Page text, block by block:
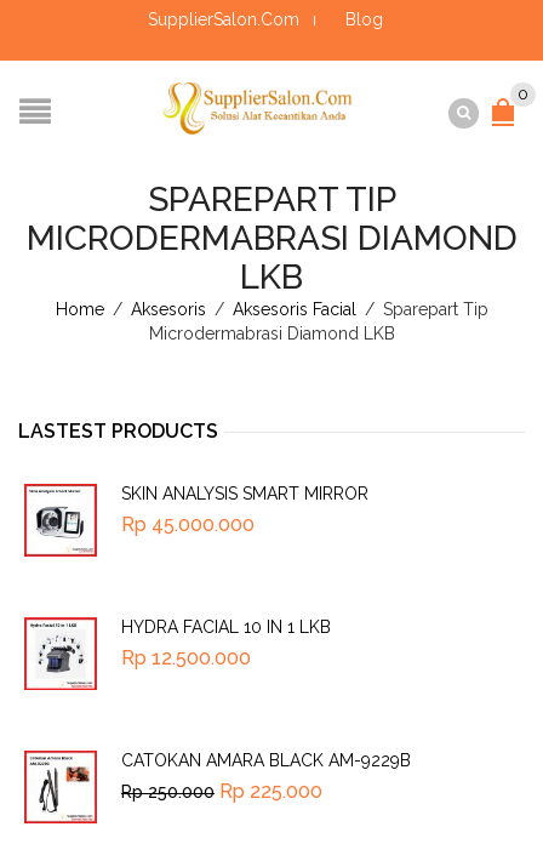
SupplierSalon.Com Blog
0
SPAREPART TIP
MICRODERMABRASI DIAMOND
LKB
Home / Aksesoris / Aksesoris Facial / Sparepart Tip
Microdermabrasi Diamond LKB
LASTEST PRODUCTS
SKIN ANALYSIS SMART MIRROR
Rp 45.000.000
HYDRA FACIAL 10 IN 1 LKB
Rp 12.500.000
CATOKAN AMARA BLACK AM-9229B
Rp250.000 Rp 225.000